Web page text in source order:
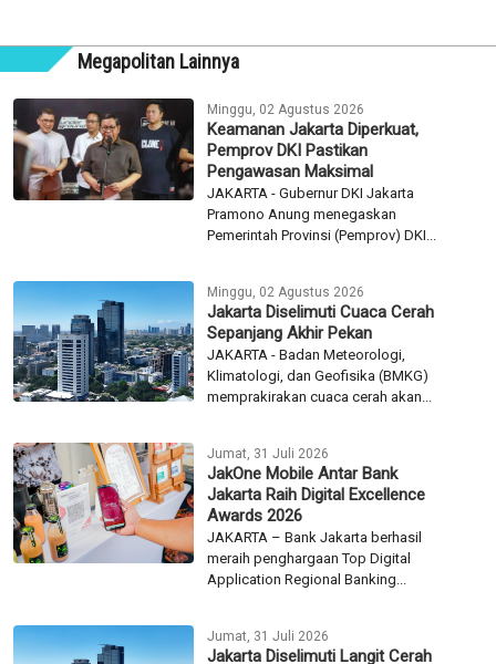
Megapolitan Lainnya
Minggu, 02 Agustus 2026
Keamanan Jakarta Diperkuat,
Pemprov DKI Pastikan
Pengawasan Maksimal
JAKARTA - Gubernur DKI Jakarta
Pramono Anung menegaskan
Pemerintah Provinsi (Pemprov) DKI...
Minggu, 02 Agustus 2026
Jakarta Diselimuti Cuaca Cerah
Sepanjang Akhir Pekan
JAKARTA - Badan Meteorologi,
Klimatologi, dan Geofisika (BMKG)
memprakirakan cuaca cerah akan...
Jumat, 31 Juli 2026
JakOne Mobile Antar Bank
Jakarta Raih Digital Excellence
Awards 2026
JAKARTA – Bank Jakarta berhasil
meraih penghargaan Top Digital
Application Regional Banking...
Jumat, 31 Juli 2026
Jakarta Diselimuti Langit Cerah